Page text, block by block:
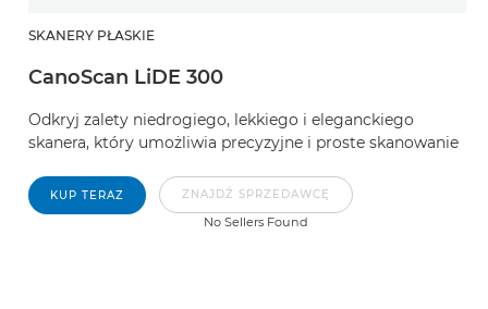
SKANERY PŁASKIE
CanoScan LiDE 300
Odkryj zalety niedrogiego, lekkiego i eleganckiego
skanera, który umożliwia precyzyjne i proste skanowanie
KUP TERAZ ZNAJDŹ SPRZEDAWCĘ
No Sellers Found